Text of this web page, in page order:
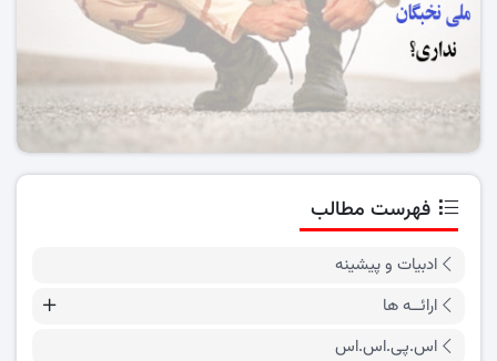
فهرست مطالب
ادبیات و پیشینه
ارائــه ها
اس.پی.اس.اس